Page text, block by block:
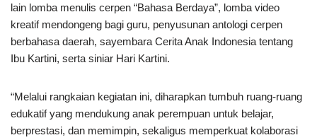
lain lomba menulis cerpen “Bahasa Berdaya”, lomba video
kreatif mendongeng bagi guru, penyusunan antologi cerpen
berbahasa daerah, sayembara Cerita Anak Indonesia tentang
Ibu Kartini, serta siniar Hari Kartini.
“Melalui rangkaian kegiatan ini, diharapkan tumbuh ruang-ruang
edukatif yang mendukung anak perempuan untuk belajar,
berprestasi, dan memimpin, sekaligus memperkuat kolaborasi